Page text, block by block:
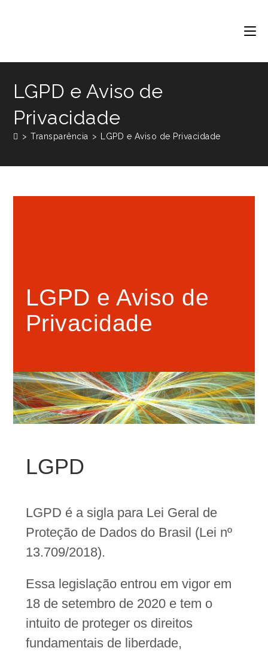
LGPD e Aviso de
Privacidade
> Transparência > LGPD e Aviso de Privacidade
LGPD e Aviso de
Privacidade
LGPD
LGPD é a sigla para Lei Geral de
Proteção de Dados do Brasil (Lei nº
13.709/2018).
Essa legislação entrou em vigor em
18 de setembro de 2020 e tem o
intuito de proteger os direitos
fundamentais de liberdade,